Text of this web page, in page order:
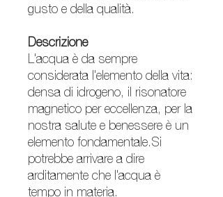
gusto e della qualità.
Descrizione
L'acqua è da sempre
considerata l'elemento della vita:
densa di idrogeno, il risonatore
magnetico per eccellenza, per la
nostra salute e benessere è un
elemento fondamentale.Si
potrebbe arrivare a dire
arditamente che l'acqua è
tempo in materia.